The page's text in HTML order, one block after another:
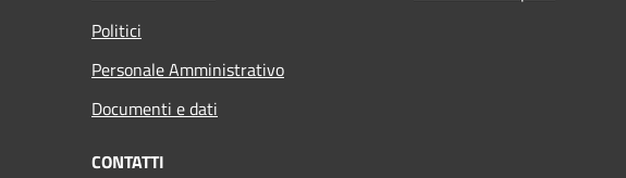
Politici
Personale Amministrativo
Documenti e dati
CONTATTI